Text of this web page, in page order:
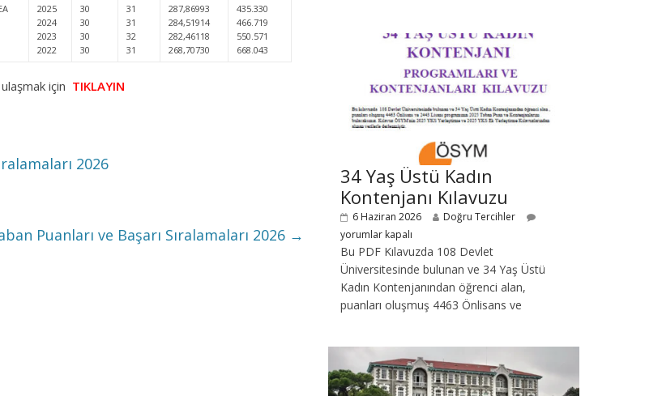
2025
2024
2023
2022
30
30
30
30
31
31
32
31
287,86993
284,51914
282,46118
268,70730
435.330
466.719
550.571
668.043
için TIKLAYIN
2026
Puanları ve Başarı Sıralamaları 2026 →
34 Yaş Üstü Kadın
Kontenjanı Kılavuzu
6 Haziran 2026
Doğru Tercihler
yorumlar kapalı
Bu PDF Kılavuzda 108 Devlet
Üniversitesinde bulunan ve 34 Yaş Üstü
Kadın Kontenjanından öğrenci alan,
puanları oluşmuş 4463 Önlisans ve